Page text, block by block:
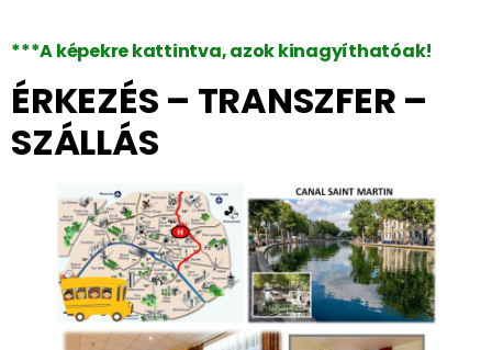
***A képekre kattintva, azok kinagyíthatóak!
ÉRKEZÉS – TRANSZFER –
SZÁLLÁS